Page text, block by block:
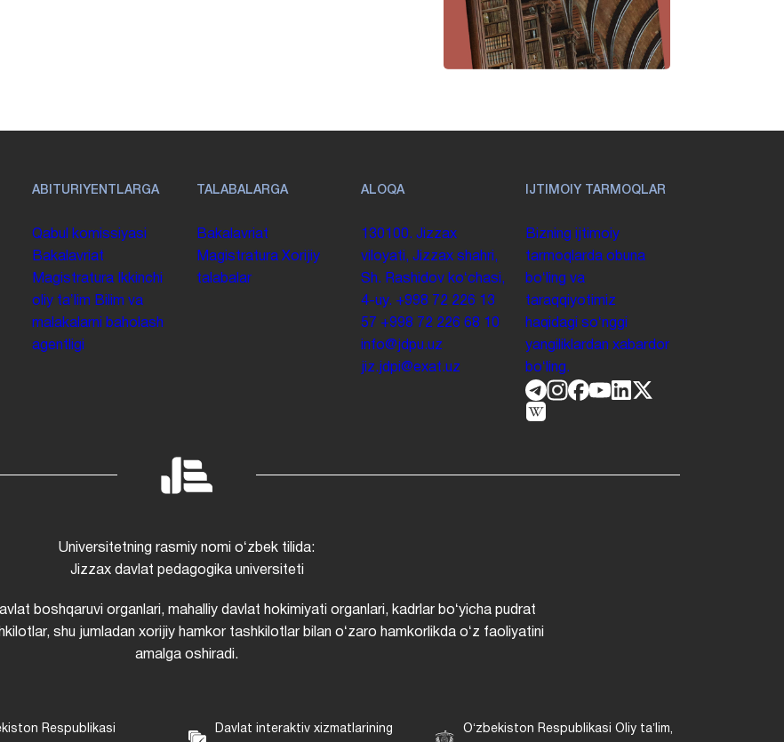
ABITURIYENTLARGA
Qabul komissiyasi
Bakalavriat
Magistratura
Ikkinchi
oliy taʼlim Bilim va
malakalarni baholash
agentligi
TALABALARGA
Bakalavriat
Magistratura Xorijiy
talabalar
ALOQA
130100. Jizzax
viloyati, Jizzax shahri,
Sh. Rashidov koʻchasi,
4-uy. +998 72 226 13
57 +998 72 226 68 10
info@jdpu.uz
jiz.jdpi@exat.uz
IJTIMOIY TARMOQLAR
Bizning ijtimoiy
tarmoqlarda obuna
boʻling va
taraqqiyotimiz
haqidagi soʻnggi
yangiliklardan xabardor
boʻling.
Universitetning rasmiy nomi oʻzbek tilida:
Jizzax davlat pedagogika universiteti
boshqaruvi organlari, mahalliy davlat hokimiyati organlari, kadrlar boʻyicha pudrat
shu jumladan xorijiy hamkor tashkilotlar bilan oʻzaro hamkorlikda oʻz faoliyatini
amalga oshiradi.
Respublikasi Davlat interaktiv xizmatlarining Oʻzbekiston Respublikasi Oliy taʼlim,